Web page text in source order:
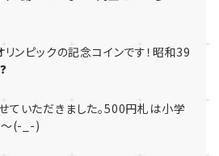
ンピックの記念コインです！昭和39
ていただきました。500円札は小学
～(-_-)